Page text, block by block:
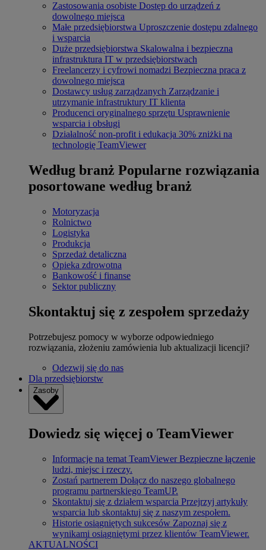
Zastosowania osobiste Dostęp do urządzeń z
dowolnego miejsca
Małe przedsiębiorstwa Uproszczenie dostępu zdalnego
i wsparcia
Duże przedsiębiorstwa Skalowalna i bezpieczna
infrastruktura IT w przedsiębiorstwach
Freelancerzy i cyfrowi nomadzi Bezpieczna praca z
dowolnego miejsca
Dostawcy usług zarządzanych Zarządzanie i
utrzymanie infrastruktury IT klienta
Producenci oryginalnego sprzętu Usprawnienie
wsparcia i obsługi
Działalność non-profit i edukacja 30% zniżki na
technologię TeamViewer
Według branż Popularne rozwiązania
posortowane według branż
Motoryzacja
Rolnictwo
Logistyka
Produkcja
Sprzedaż detaliczna
Opieka zdrowotna
Bankowość i finanse
Sektor publiczny
Skontaktuj się z zespołem sprzedaży
Potrzebujesz pomocy w wyborze odpowiedniego
rozwiązania, złożeniu zamówienia lub aktualizacji licencji?
Odezwij się do nas
Dla przedsiębiorstw
Zasoby
Dowiedz się więcej o TeamViewer
Informacje na temat TeamViewer Bezpieczne łączenie
ludzi, miejsc i rzeczy.
Zostań partnerem Dołącz do naszego globalnego
programu partnerskiego TeamUP.
Skontaktuj się z działem wsparcia Przejrzyj artykuły
wsparcia lub skontaktuj się z naszym zespołem.
Historie osiągniętych sukcesów Zapoznaj się z
wynikami osiągniętymi przez klientów TeamViewer.
AKTUALNOŚCI